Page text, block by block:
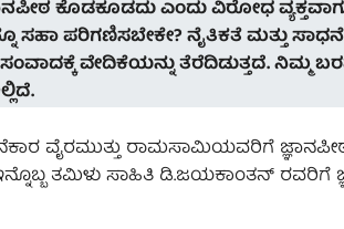
ಕೊಡಕೂಡದು ಎಂದು ವಿರೋಧ
ಪರಿಗಣಿಸಬೇಕೇ? ನೈತಿಕತೆ ಮತ್ತು
ವೇದಿಕೆಯನ್ನು ತೆರೆದಿಡುತ್ತದೆ. ನಿಮ್ಮ
ವೈರಮುತ್ತು ರಾಮಸಾಮಿಯವರಿಗೆ
ತಮಿಳು ಸಾಹಿತಿ ಡಿ.ಜಯಕಾಂತನ್ ರವರಿಗೆ